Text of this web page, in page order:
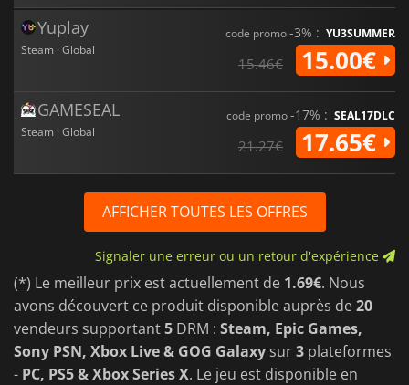
Yuplay
Steam · Global
code promo-3% : YU3SUMMER
15.46€ 15.00€
GAMESEAL
Steam · Global
code promo-17% : SEAL17DLC
21.27€ 17.65€
AFFICHER TOUTES LES OFFRES
Signaler une erreur ou un retour d'expérience
(*) Le meilleur prix est actuellement de 1.69€. Nous
avons découvert ce produit disponible auprès de20
vendeurs supportant5 DRM : Steam, Epic Games,
Sony PSN, Xbox Live & GOG Galaxy sur3 plateformes
- PC, PS5 & Xbox Series X. Le jeu est disponible en